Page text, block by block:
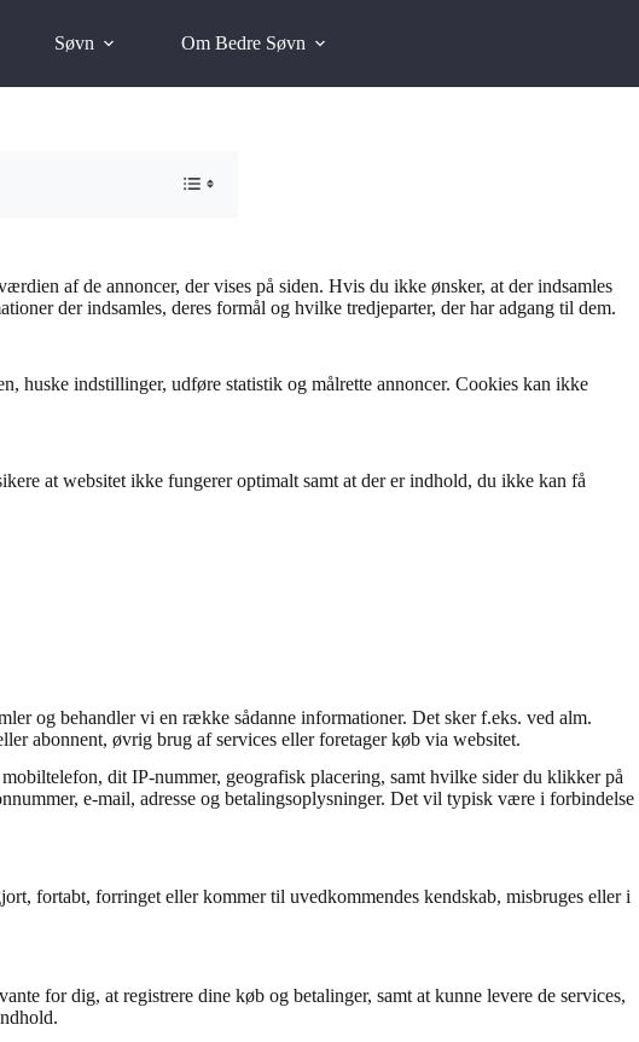
Søvn Om Bedre Søvn
af de annoncer, der vises på siden. Hvis du ikke ønsker, at der indsamles
der indsamles, deres formål og hvilke tredjeparter, der har adgang til dem.
huske indstillinger, udføre statistik og målrette annoncer. Cookies kan ikke
at websitet ikke fungerer optimalt samt at der er indhold, du ikke kan få
og behandler vi en række sådanne informationer. Det sker f.eks. ved alm.
abonnent, øvrig brug af services eller foretager køb via websitet.
dit IP-nummer, geografisk placering, samt hvilke sider du klikker på
e-mail, adresse og betalingsoplysninger. Det vil typisk være i forbindelse
fortabt, forringet eller kommer til uvedkommendes kendskab, misbruges eller i
for dig, at registrere dine køb og betalinger, samt at kunne levere de services,